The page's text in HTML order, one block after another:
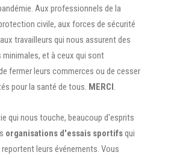
Aux professionnels de la
civile, aux forces de sécurité
travailleurs qui nous assurent des
et à ceux qui sont
fermer leurs commerces ou de cesser
pour la santé de tous. MERCI.
qui nous touche, beaucoup d'esprits
organisations d'essais sportifsqui
leurs événements. Vous